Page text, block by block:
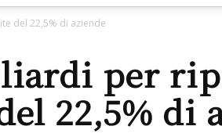
Assinews.it
del 22,5% di aziende
per
22,5% di